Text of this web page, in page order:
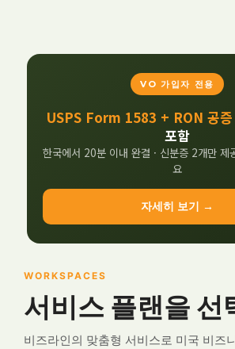
VO 가입자 전용
USPS Form 1583 + RON 공증
포함
한국에서 20분 이내 완결 · 신분증 2개만 제
요
자세히 보기 →
WORKSPACES
서비스 플랜을 선
비즈라인의 맞춤형 서비스로 미국 비즈